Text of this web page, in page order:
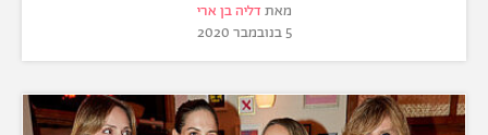
מאת דליה בן ארי
5 בנובמבר 2020